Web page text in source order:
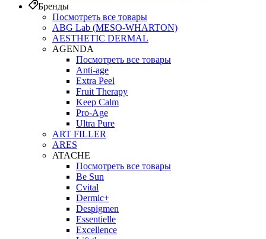
Бренды
Посмотреть все товары
ABG Lab (MESO-WHARTON)
AESTHETIC DERMAL
AGENDA
Посмотреть все товары
Anti-age
Extra Peel
Fruit Therapy
Keep Calm
Pro‑Age
Ultra Pure
ART FILLER
ARES
ATACHE
Посмотреть все товары
Be Sun
Cvital
Dermic+
Despigmen
Essentielle
Excellence